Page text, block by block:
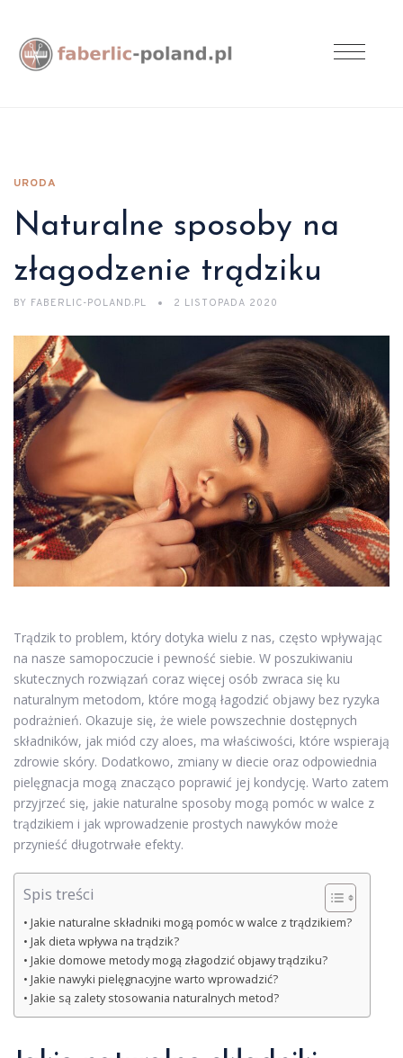
URODA
Naturalne sposoby na
złagodzenie trądziku
BY FABERLIC-POLAND.PL 2 LISTOPADA 2020
Trądzik to problem, który dotyka wielu z nas, często wpływając
na nasze samopoczucie i pewność siebie. W poszukiwaniu
skutecznych rozwiązań coraz więcej osób zwraca się ku
naturalnym metodom, które mogą łagodzić objawy bez ryzyka
podrażnień. Okazuje się, że wiele powszechnie dostępnych
składników, jak miód czy aloes, ma właściwości, które wspierają
zdrowie skóry. Dodatkowo, zmiany w diecie oraz odpowiednia
pielęgnacja mogą znacząco poprawić jej kondycję. Warto zatem
przyjrzeć się, jakie naturalne sposoby mogą pomóc w walce z
trądzikiem i jak wprowadzenie prostych nawyków może
przynieść długotrwałe efekty.
Spis treści
Jakie naturalne składniki mogą pomóc w walce z trądzikiem?
Jak dieta wpływa na trądzik?
Jakie domowe metody mogą złagodzić objawy trądziku?
Jakie nawyki pielęgnacyjne warto wprowadzić?
Jakie są zalety stosowania naturalnych metod?